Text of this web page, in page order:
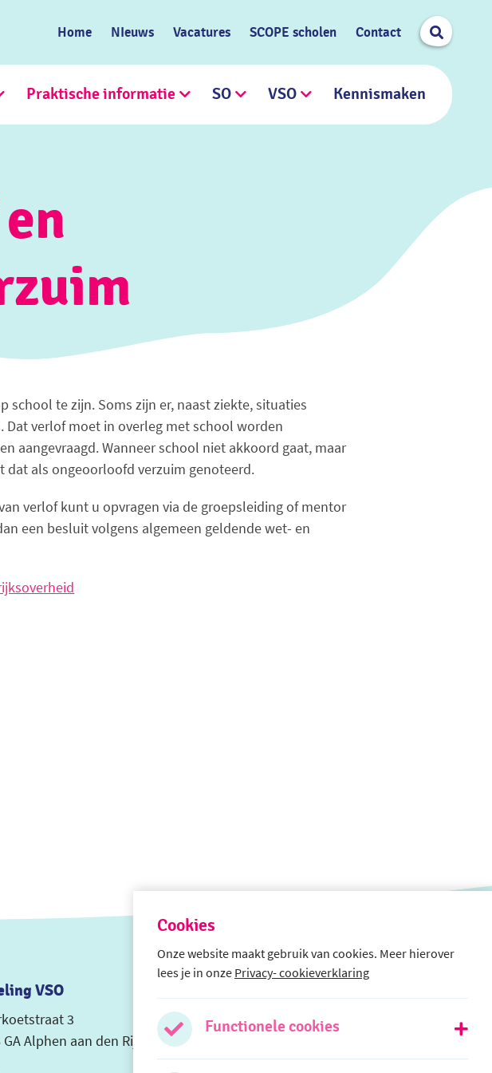
Home NIeuws Vacatures SCOPE scholen Contact Search
Praktische informatie SO VSO Kennismaken
school te zijn. Soms zijn er, naast ziekte, situaties
Dat verlof moet in overleg met school worden
aangevraagd. Wanneer school niet akkoord gaat, maar
dat als ongeoorloofd verzuim genoteerd.
verlof kunt u opvragen via de groepsleiding of mentor
een besluit volgens algemeen geldende wet- en
VSO
3
Alphen aan den Rijn
Cookies
Onze website maakt gebruik van cookies. Meer hierover
lees je in onze Privacy- cookieverklaring
Functionele cookies